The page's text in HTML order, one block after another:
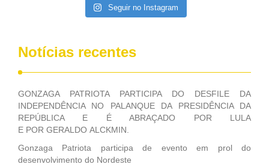
Seguir no Instagram
Notícias recentes
GONZAGA PATRIOTA PARTICIPA DO DESFILE DA
INDEPENDÊNCIA NO PALANQUE DA PRESIDÊNCIA DA
REPÚBLICA E É ABRAÇADO POR LULA
E POR GERALDO ALCKMIN.
Gonzaga Patriota participa de evento em prol do
desenvolvimento do Nordeste